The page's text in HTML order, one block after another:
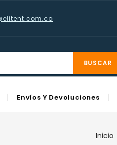
.co
BUSCAR
Envíos Y Devoluciones
Inicio